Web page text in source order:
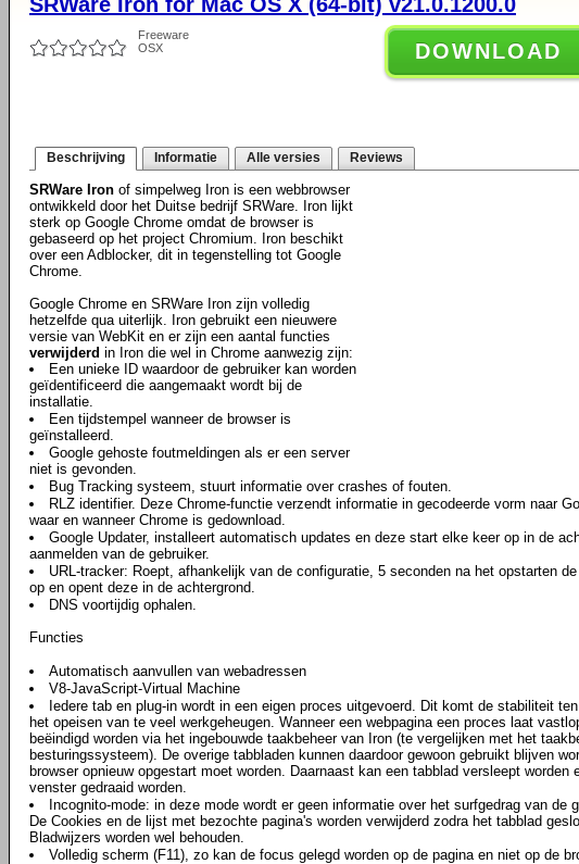
Freeware
OSX
DOWNLOAD
Beschrijving Informatie Alle versies Reviews
SRWare Iron of simpelweg Iron is een webbrowser
ontwikkeld door het Duitse bedrijf SRWare. Iron lijkt
sterk op Google Chrome omdat de browser is
gebaseerd op het project Chromium. Iron beschikt
over een Adblocker, dit in tegenstelling tot Google
Chrome.
Google Chrome en SRWare Iron zijn volledig
hetzelfde qua uiterlijk. Iron gebruikt een nieuwere
versie van WebKit en er zijn een aantal functies
verwijderd in Iron die wel in Chrome aanwezig zijn:
Een unieke ID waardoor de gebruiker kan worden
geïdentificeerd die aangemaakt wordt bij de
installatie.
Een tijdstempel wanneer de browser is
geïnstalleerd.
Google gehoste foutmeldingen als er een server
niet is gevonden.
Bug Tracking systeem, stuurt informatie over crashes of fouten.
RLZ identifier. Deze Chrome-functie verzendt informatie in gecodeerde vorm naar
waar en wanneer Chrome is gedownload.
Google Updater, installeert automatisch updates en deze start elke keer op in de
aanmelden van de gebruiker.
URL-tracker: Roept, afhankelijk van de configuratie, 5 seconden na het opstarten
op en opent deze in de achtergrond.
DNS voortijdig ophalen.
Functies
Automatisch aanvullen van webadressen
V8-JavaScript-Virtual Machine
Iedere tab en plug-in wordt in een eigen proces uitgevoerd. Dit komt de stabiliteit
het opeisen van te veel werkgeheugen. Wanneer een webpagina een proces laat
beëindigd worden via het ingebouwde taakbeheer van Iron (te vergelijken met het
besturingssysteem). De overige tabbladen kunnen daardoor gewoon gebruikt blijven
browser opnieuw opgestart moet worden. Daarnaast kan een tabblad versleept worden
venster gedraaid worden.
Incognito-mode: in deze mode wordt er geen informatie over het surfgedrag van de
De Cookies en de lijst met bezochte pagina's worden verwijderd zodra het tabblad
Bladwijzers worden wel behouden.
Volledig scherm (F11), zo kan de focus gelegd worden op de pagina en niet op de